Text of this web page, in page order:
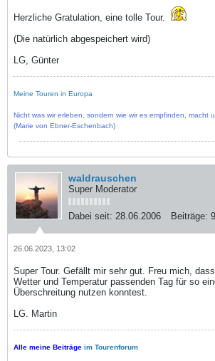
Herzliche Gratulation, eine tolle Tour.
(Die natürlich abgespeichert wird)
LG, Günter
Meine Touren in Europa
Nicht was wir erleben, sondern wie wir es empfinden, macht
(Marie von Ebner-Eschenbach)
waldrauschen
Super Moderator
Dabei seit: 28.06.2006 Beiträge:
26.06.2023, 13:02
Super Tour. Gefällt mir sehr gut. Freu mich,
Wetter und Temperatur passenden Tag für so
Überschreitung nutzen konntest.
LG. Martin
Alle meine Beiträge im Tourenforum